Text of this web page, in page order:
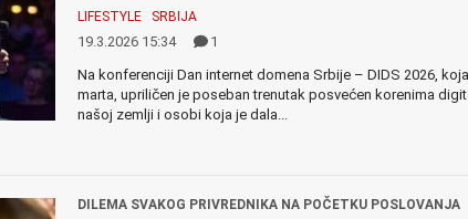
LIFESTYLE SRBIJA
19.3.2026 15:34
1
Na konferenciji Dan internet domena Srbije – DIDS 2026,
marta, upriličen je poseban trenutak posvećen korenima
našoj zemlji i osobi koja je dala...
DILEMA SVAKOG PRIVREDNIKA NA POČETKU POSLOVANJA